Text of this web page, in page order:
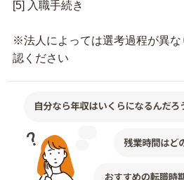
[5] 入職手続き
※法人によっては選考過程が異
認ください